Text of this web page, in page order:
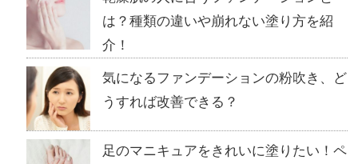
は？種類の違いや崩れない塗り方を紹
介！
気になるファンデーションの粉吹き、ど
うすれば改善できる？
足のマニキュアをきれいに塗りたい！ペ